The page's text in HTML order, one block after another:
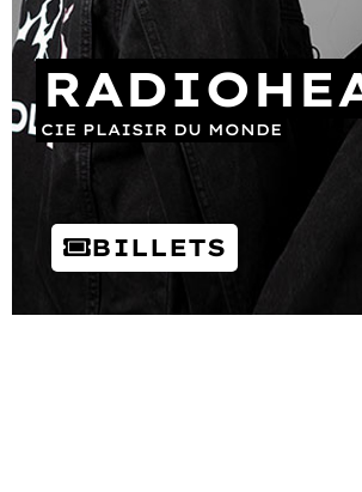
CIE PLAISIR DU MONDE
BILLETS